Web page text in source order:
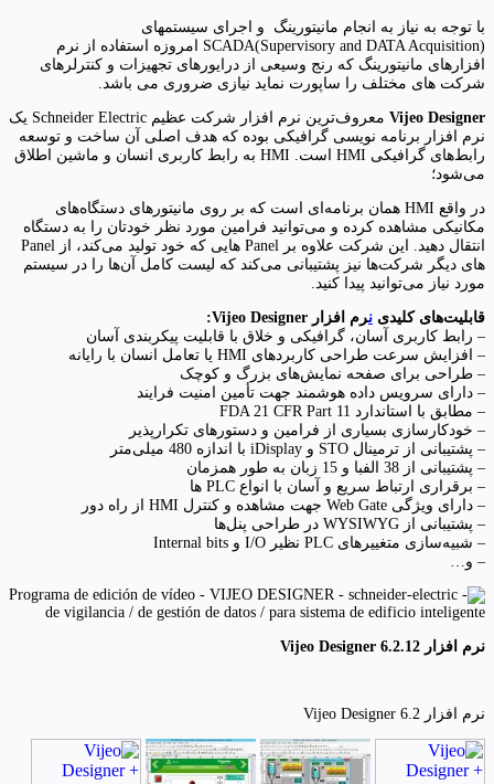
با توجه به نیاز به انجام مانیتورینگ و اجرای سیستمهای
SCADA(Supervisory and DATA Acquisition) امروزه استفاده از نرم
افزارهای مانیتورینگ که رنج وسیعی از درایورهای تجهیزات و کنترلرهای
شرکت های مختلف را ساپورت نماید نیازی ضروری می باشد.
Vijeo Designer
معروف‌ترین نرم افزار شرکت عظیم Schneider Electric یک
نرم افزار برنامه نویسی گرافیکی بوده که هدف اصلی آن ساخت و توسعه
رابط‌های گرافیکی HMI است. HMI به رابط کاربری انسان و ماشین اطلاق
می‌شود؛
در واقع HMI همان برنامه‌ای است که بر روی مانیتورهای دستگاه‌های
مکانیکی مشاهده کرده و می‌توانید فرامین مورد نظر خودتان را به دستگاه
انتقال دهید. این شرکت علاوه بر Panel هایی که خود تولید می‌کند، از Panel
های دیگر شرکت‌ها نیز پشتیبانی می‌کند که لیست کامل آن‌ها را در سیستم
مورد نیاز می‌توانید پیدا کنید.
قابلیت‌های کلیدی نرم افزار Vijeo Designer:
– رابط کاربری آسان، گرافیکی و خلاق با قابلیت پیکربندی آسان
– افزایش سرعت طراحی کاربردهای HMI یا تعامل انسان با رایانه
– طراحی برای صفحه نمایش‌های بزرگ و کوچک
– دارای سرویس داده هوشمند جهت تأمین امنیت فرایند
– مطابق با استاندارد FDA 21 CFR Part 11
– خودکارسازی بسیاری از فرامین و دستورهای تکرارپذیر
– پشتیبانی از ترمینال STO و iDisplay با اندازه 480 میلی‌متر
– پشتیبانی از 38 الفبا و 15 زبان به طور همزمان
– برقراری ارتباط سریع و آسان با انواع PLC ها
– دارای ویژگی Web Gate جهت مشاهده و کنترل HMI از راه دور
– پشتیبانی از WYSIWYG در طراحی پنل‌ها
– شبیه‌سازی متغییرهای PLC نظیر I/O و Internal bits
– و…
نرم افزار Vijeo Designer 6.2.12
نرم افزار Vijeo Designer 6.2